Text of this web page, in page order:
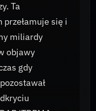
Ta
się i
miliardy
objawy
gdy